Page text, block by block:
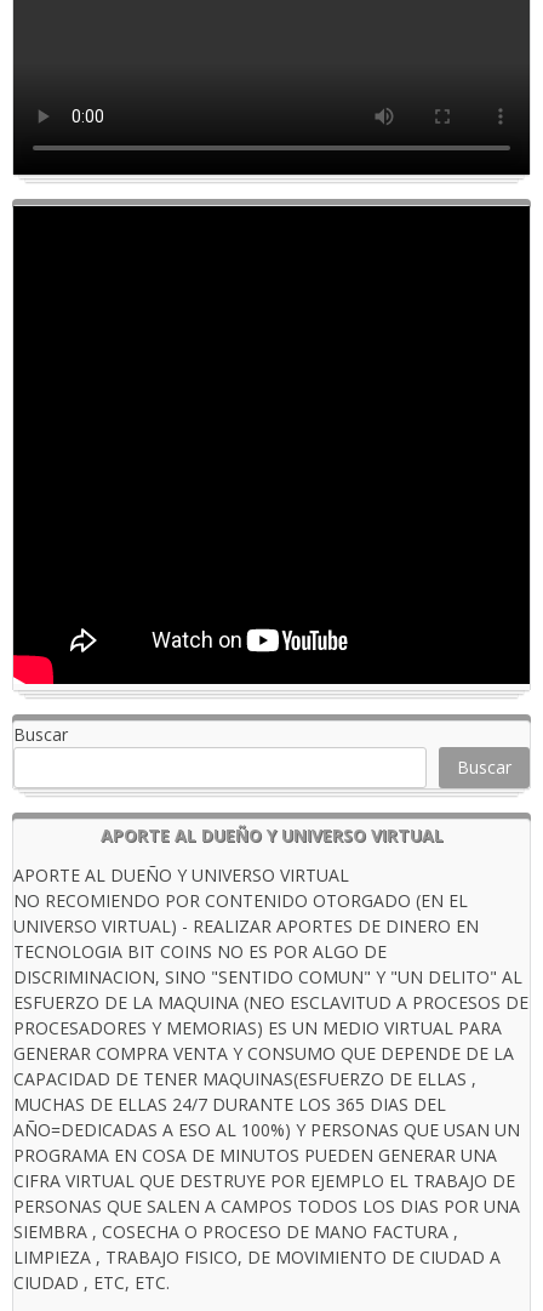
Buscar
Buscar
APORTE AL DUEÑO Y UNIVERSO VIRTUAL
APORTE AL DUEÑO Y UNIVERSO VIRTUAL
NO RECOMIENDO POR CONTENIDO OTORGADO (EN EL
UNIVERSO VIRTUAL) - REALIZAR APORTES DE DINERO EN
TECNOLOGIA BIT COINS NO ES POR ALGO DE
DISCRIMINACION, SINO "SENTIDO COMUN" Y "UN DELITO" AL
ESFUERZO DE LA MAQUINA (NEO ESCLAVITUD A PROCESOS DE
PROCESADORES Y MEMORIAS) ES UN MEDIO VIRTUAL PARA
GENERAR COMPRA VENTA Y CONSUMO QUE DEPENDE DE LA
CAPACIDAD DE TENER MAQUINAS(ESFUERZO DE ELLAS ,
MUCHAS DE ELLAS 24/7 DURANTE LOS 365 DIAS DEL
AÑO=DEDICADAS A ESO AL 100%) Y PERSONAS QUE USAN UN
PROGRAMA EN COSA DE MINUTOS PUEDEN GENERAR UNA
CIFRA VIRTUAL QUE DESTRUYE POR EJEMPLO EL TRABAJO DE
PERSONAS QUE SALEN A CAMPOS TODOS LOS DIAS POR UNA
SIEMBRA , COSECHA O PROCESO DE MANO FACTURA ,
LIMPIEZA , TRABAJO FISICO, DE MOVIMIENTO DE CIUDAD A
CIUDAD , ETC, ETC.